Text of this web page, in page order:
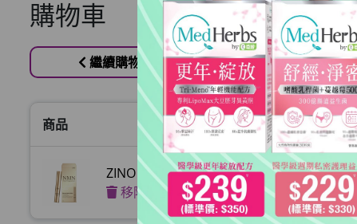
購物車
繼續購物
商品
ZINO NMN逆齡緊緻修復眼精華
移除